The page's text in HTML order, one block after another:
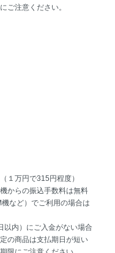
ご注意ください。
１万円で315円程度）
からの振込手数料は無料
など）でご利用の場合は
以内）にご入金がない場合
の商品は支払期日が短い